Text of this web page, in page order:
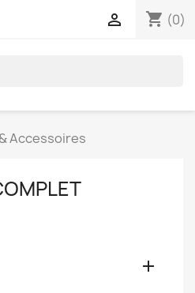
shopping_cart (0)

Accessoires
